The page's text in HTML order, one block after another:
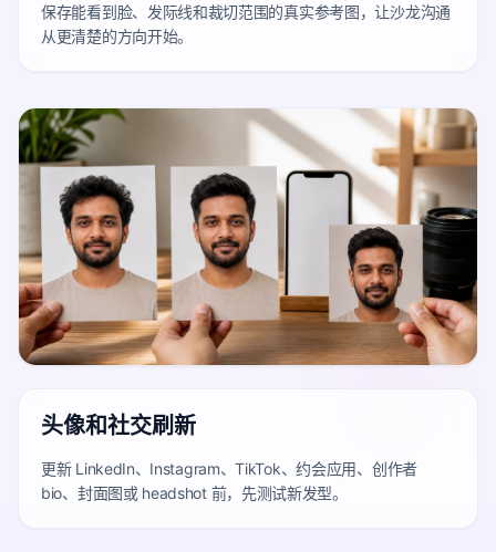
保存能看到脸、发际线和裁切范围的真实参考图，让沙龙沟通
从更清楚的方向开始。
头像和社交刷新
更新 LinkedIn、Instagram、TikTok、约会应用、创作者
bio、封面图或 headshot 前，先测试新发型。